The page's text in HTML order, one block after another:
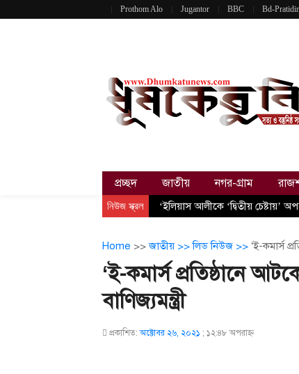
Prothom Alo Jugantor BBC Bd-
প্রচ্ছদ জাতীয় নগর-গ্রাম
নিউজ স্ক্রল ‘ইলিয়াস আলীকে ‘দ্বিতীয় চেষ্টায়’
Home >>জাতীয় >>লিড নিউজ >> ‘ই-কমার্স
‘ই-কমার্স প্রতিষ্ঠানে
বাণিজ্যমন্ত্রী
প্রকাশিত:অক্টোবর ২৬, ২০২১ ; ১২:৪৮ অপরাহ্ণ